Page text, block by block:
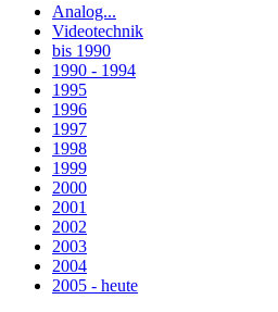
Analog...
Videotechnik
bis 1990
1990 - 1994
1995
1996
1997
1998
1999
2000
2001
2002
2003
2004
2005 - heute